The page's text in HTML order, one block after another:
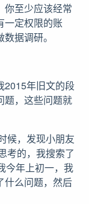
你至少应该经常
一定权限的账
据调研。
2015年旧文的段
题，这些问题就
候，发现小朋友
考的，我搜索了
今年上初一，我
什么问题，然后